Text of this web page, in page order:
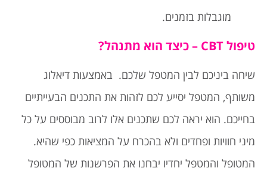
מוגבלות בזמנים.
טיפול CBT – כיצד הוא מתנהל?
שיחה ביניכם לבין המטפל שלכם. באמצעות דיאלוג
משותף, המטפל יסייע לכם לזהות את התכנים הבעייתיים
בחייכם. הוא יראה לכם שתכנים אלו לרוב מבוססים על כל
מיני חוויות ופחדים ולא בהכרח על המציאות כפי שהיא.
המטופל והמטפל יחדיו יבחנו את הפרשנות של המטופל